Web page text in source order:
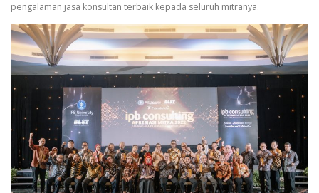
pengalaman jasa konsultan terbaik kepada seluruh mitranya.